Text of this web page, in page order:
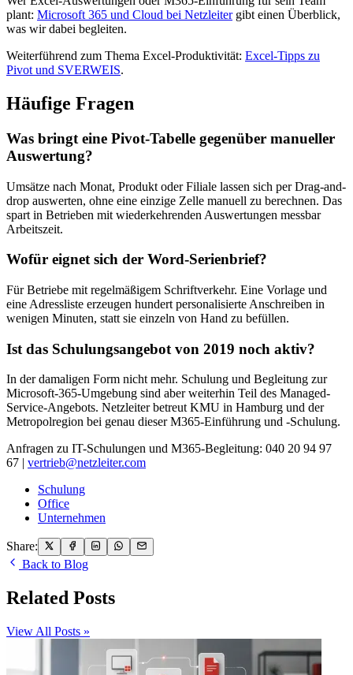
plant: Microsoft 365 und Cloud bei Netzleitergibt einen Überblick,
was wir dabei begleiten.
Weiterführend zum Thema Excel-Produktivität: Excel-Tipps zu
Pivot und SVERWEIS.
Häufige Fragen
Was bringt eine Pivot-Tabelle gegenüber manueller
Auswertung?
Umsätze nach Monat, Produkt oder Filiale lassen sich per Drag-and-
drop auswerten, ohne eine einzige Zelle manuell zu berechnen. Das
spart in Betrieben mit wiederkehrenden Auswertungen messbar
Arbeitszeit.
Wofür eignet sich der Word-Serienbrief?
Für Betriebe mit regelmäßigem Schriftverkehr. Eine Vorlage und
eine Adressliste erzeugen hundert personalisierte Anschreiben in
wenigen Minuten, statt sie einzeln von Hand zu befüllen.
Ist das Schulungsangebot von 2019 noch aktiv?
In der damaligen Form nicht mehr. Schulung und Begleitung zur
Microsoft-365-Umgebung sind aber weiterhin Teil des Managed-
Service-Angebots. Netzleiter betreut KMU in Hamburg und der
Metropolregion bei genau dieser M365-Einführung und -Schulung.
Anfragen zu IT-Schulungen und M365-Begleitung: 040 20 94 97
67 | vertrieb@netzleiter.com
Schulung
Office
Unternehmen
Share:
Back to Blog
Related Posts
View All Posts »